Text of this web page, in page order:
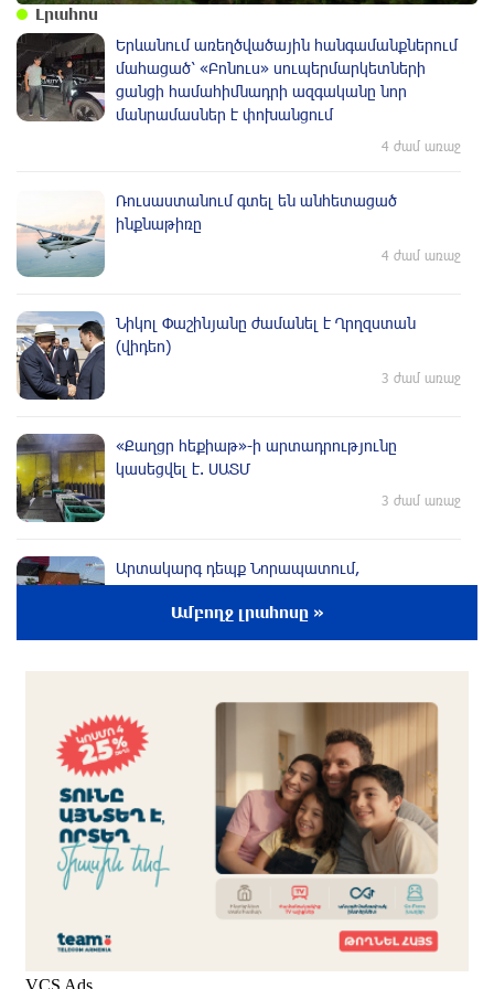
Լրահոս
Երևանում առեղծվածային հանգամանքներում
մահացած՝ «Բոնուս» սուպերմարկետների
ցանցի համահիմնադրի ազգականը նոր
մանրամասներ է փոխանցում
4 ժամ առաջ
Ռուսաստանում գտել են անհետացած
ինքնաթիռը
4 ժամ առաջ
Նիկոլ Փաշինյանը ժամանել է Ղրղզստան
(վիդեո)
3 ժամ առաջ
«Քաղցր հեքիաթ»-ի արտադրությունը
կասեցվել է. ՍԱՏՄ
3 ժամ առաջ
Արտակարգ դեպք Նորապատում,
բենզալցակայանում պայթյուն է տեղի
ունեցել, տուժածներ կան
2 ժամ առաջ
Ադրբեջանը հետ է կանչել Եվրոպայի
խորհրդում իր մշտական ներկայացուցչին
2 ժամ առաջ
Հայաստանը պատրաստվում է դառնալ ԱՄՆ
թվային գաղութը
2 ժամ առաջ
ԵԱՏՄ-ից դուրս գալուց հետո Հայաստանը
Ամբողջ լրահոսը »